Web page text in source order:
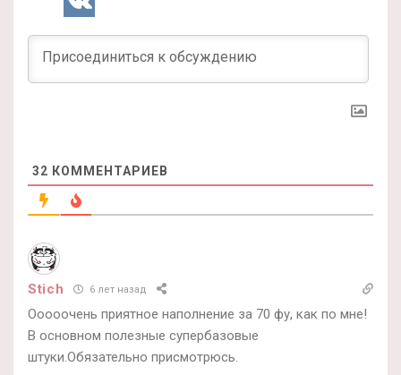
32 КОММЕНТАРИЕВ
Stich 6 лет назад
Ооооочень приятное наполнение за 70 фу, как по мне!
В основном полезные супербазовые
штуки.Обязательно присмотрюсь.